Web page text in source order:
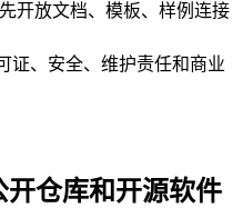
开放文档、模板、样例连接
证、安全、维护责任和商业
仓库和开源软件